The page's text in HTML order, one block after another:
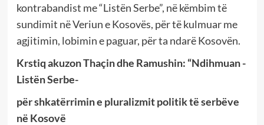
kontrabandist me “Listën Serbe”, në këmbim të
sundimit në Veriun e Kosovës, për të kulmuar me
agjitimin, lobimin e paguar, për ta ndarë Kosovën.
Krstiq akuzon Thaçin dhe Ramushin: “Ndihmuan -
Listën Serbe-
për shkatërrimin e pluralizmit politik të serbëve
në Kosovë